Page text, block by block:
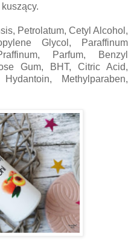
Petrolatum, Cetyl Alcohol,
Glycol, Paraffinum
Parfum, Benzyl
Gum, BHT, Citric Acid,
Methylparaben,